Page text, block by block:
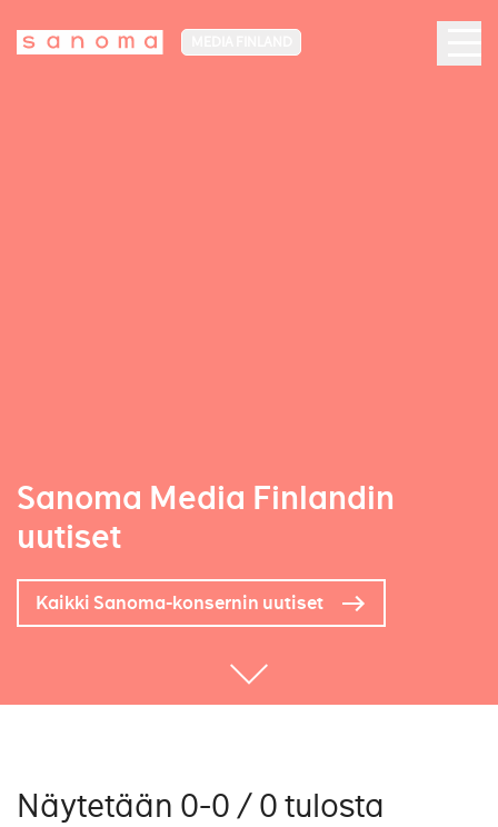
Sanoma Media Finlandin
uutiset
Kaikki Sanoma-konsernin uutiset
Näytetään 0-0 / 0 tulosta